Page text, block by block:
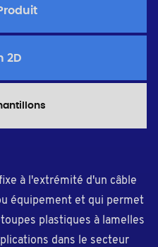
2D
à l'extrémité d'un câble
équipement et qui permet
plastiques à lamelles
dans le secteur